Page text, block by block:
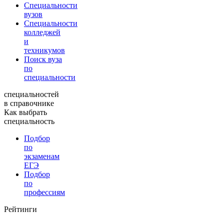
Специальности
вузов
Специальности
колледжей
и
техникумов
Поиск вуза
по
специальности
специальностей
в справочнике
Как выбрать
специальность
Подбор
по
экзаменам
ЕГЭ
Подбор
по
профессиям
Рейтинги